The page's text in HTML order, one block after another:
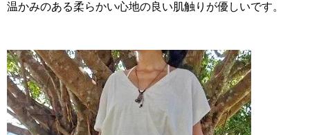
温かみのある柔らかい心地の良い肌触りが優しいです。